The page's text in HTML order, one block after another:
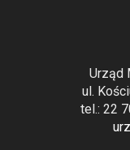
Urząd
ul.
tel.: 22